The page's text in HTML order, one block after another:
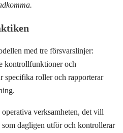
med tre försvarslinjer:
kontrollfunktioner och
specifika roller och rapporterar
verksamheten, det vill
som dagligen utför och kontrollerar